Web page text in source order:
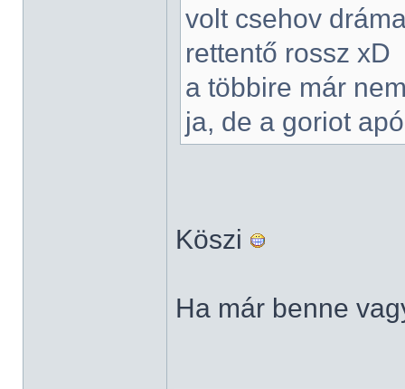
volt csehov
rettentő rossz xD
a többire már
ja, de a goriot
Köszi
Ha már benne